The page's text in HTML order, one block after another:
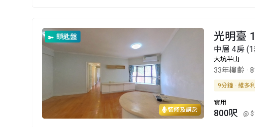
裝修及講房
鎖匙盤 光明臺
中層 4房
大坑半山
33年樓齡 ·
9分鐘 · 維多
實用
800呎 @